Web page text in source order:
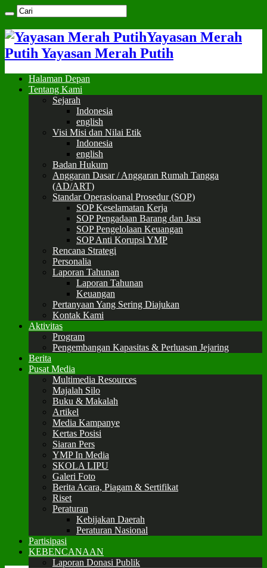
Yayasan Merah
Putih Yayasan Merah Putih
Halaman Depan
Tentang Kami
Sejarah
Indonesia
english
Visi Misi dan Nilai Etik
Indonesia
english
Badan Hukum
Anggaran Dasar / Anggaran Rumah Tangga
(AD/ART)
Standar Operasioanal Prosedur (SOP)
SOP Keselamatan Kerja
SOP Pengadaan Barang dan Jasa
SOP Pengelolaan Keuangan
SOP Anti Korupsi YMP
Rencana Strategi
Personalia
Laporan Tahunan
Laporan Tahunan
Keuangan
Pertanyaan Yang Sering Diajukan
Kontak Kami
Aktivitas
Program
Pengembangan Kapasitas & Perluasan Jejaring
Berita
Pusat Media
Multimedia Resources
Majalah Silo
Buku & Makalah
Artikel
Media Kampanye
Kertas Posisi
Siaran Pers
YMP In Media
SKOLA LIPU
Galeri Foto
Berita Acara, Piagam & Sertifikat
Riset
Peraturan
Kebijakan Daerah
Peraturan Nasional
Partisipasi
KEBENCANAAN
Laporan Donasi Publik